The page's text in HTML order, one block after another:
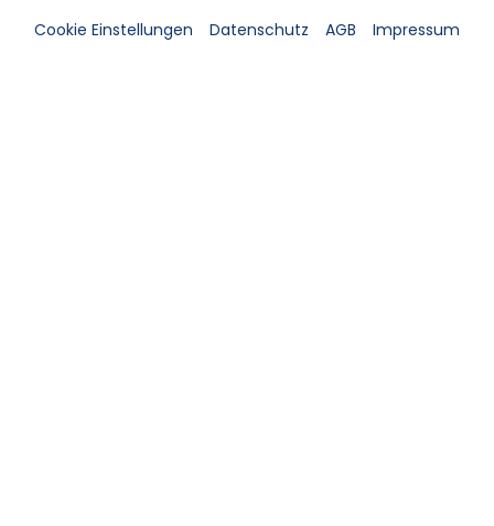
Cookie Einstellungen Datenschutz AGB Impressum